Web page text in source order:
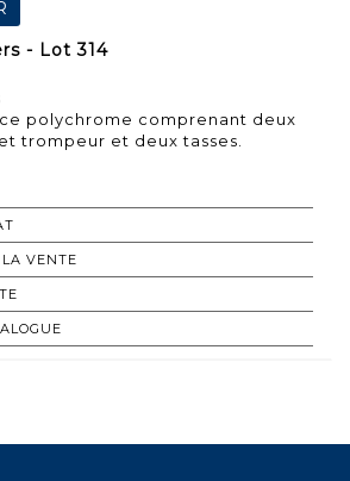
- Lot 314
polychrome comprenant deux
trompeur et deux tasses.
VENTE